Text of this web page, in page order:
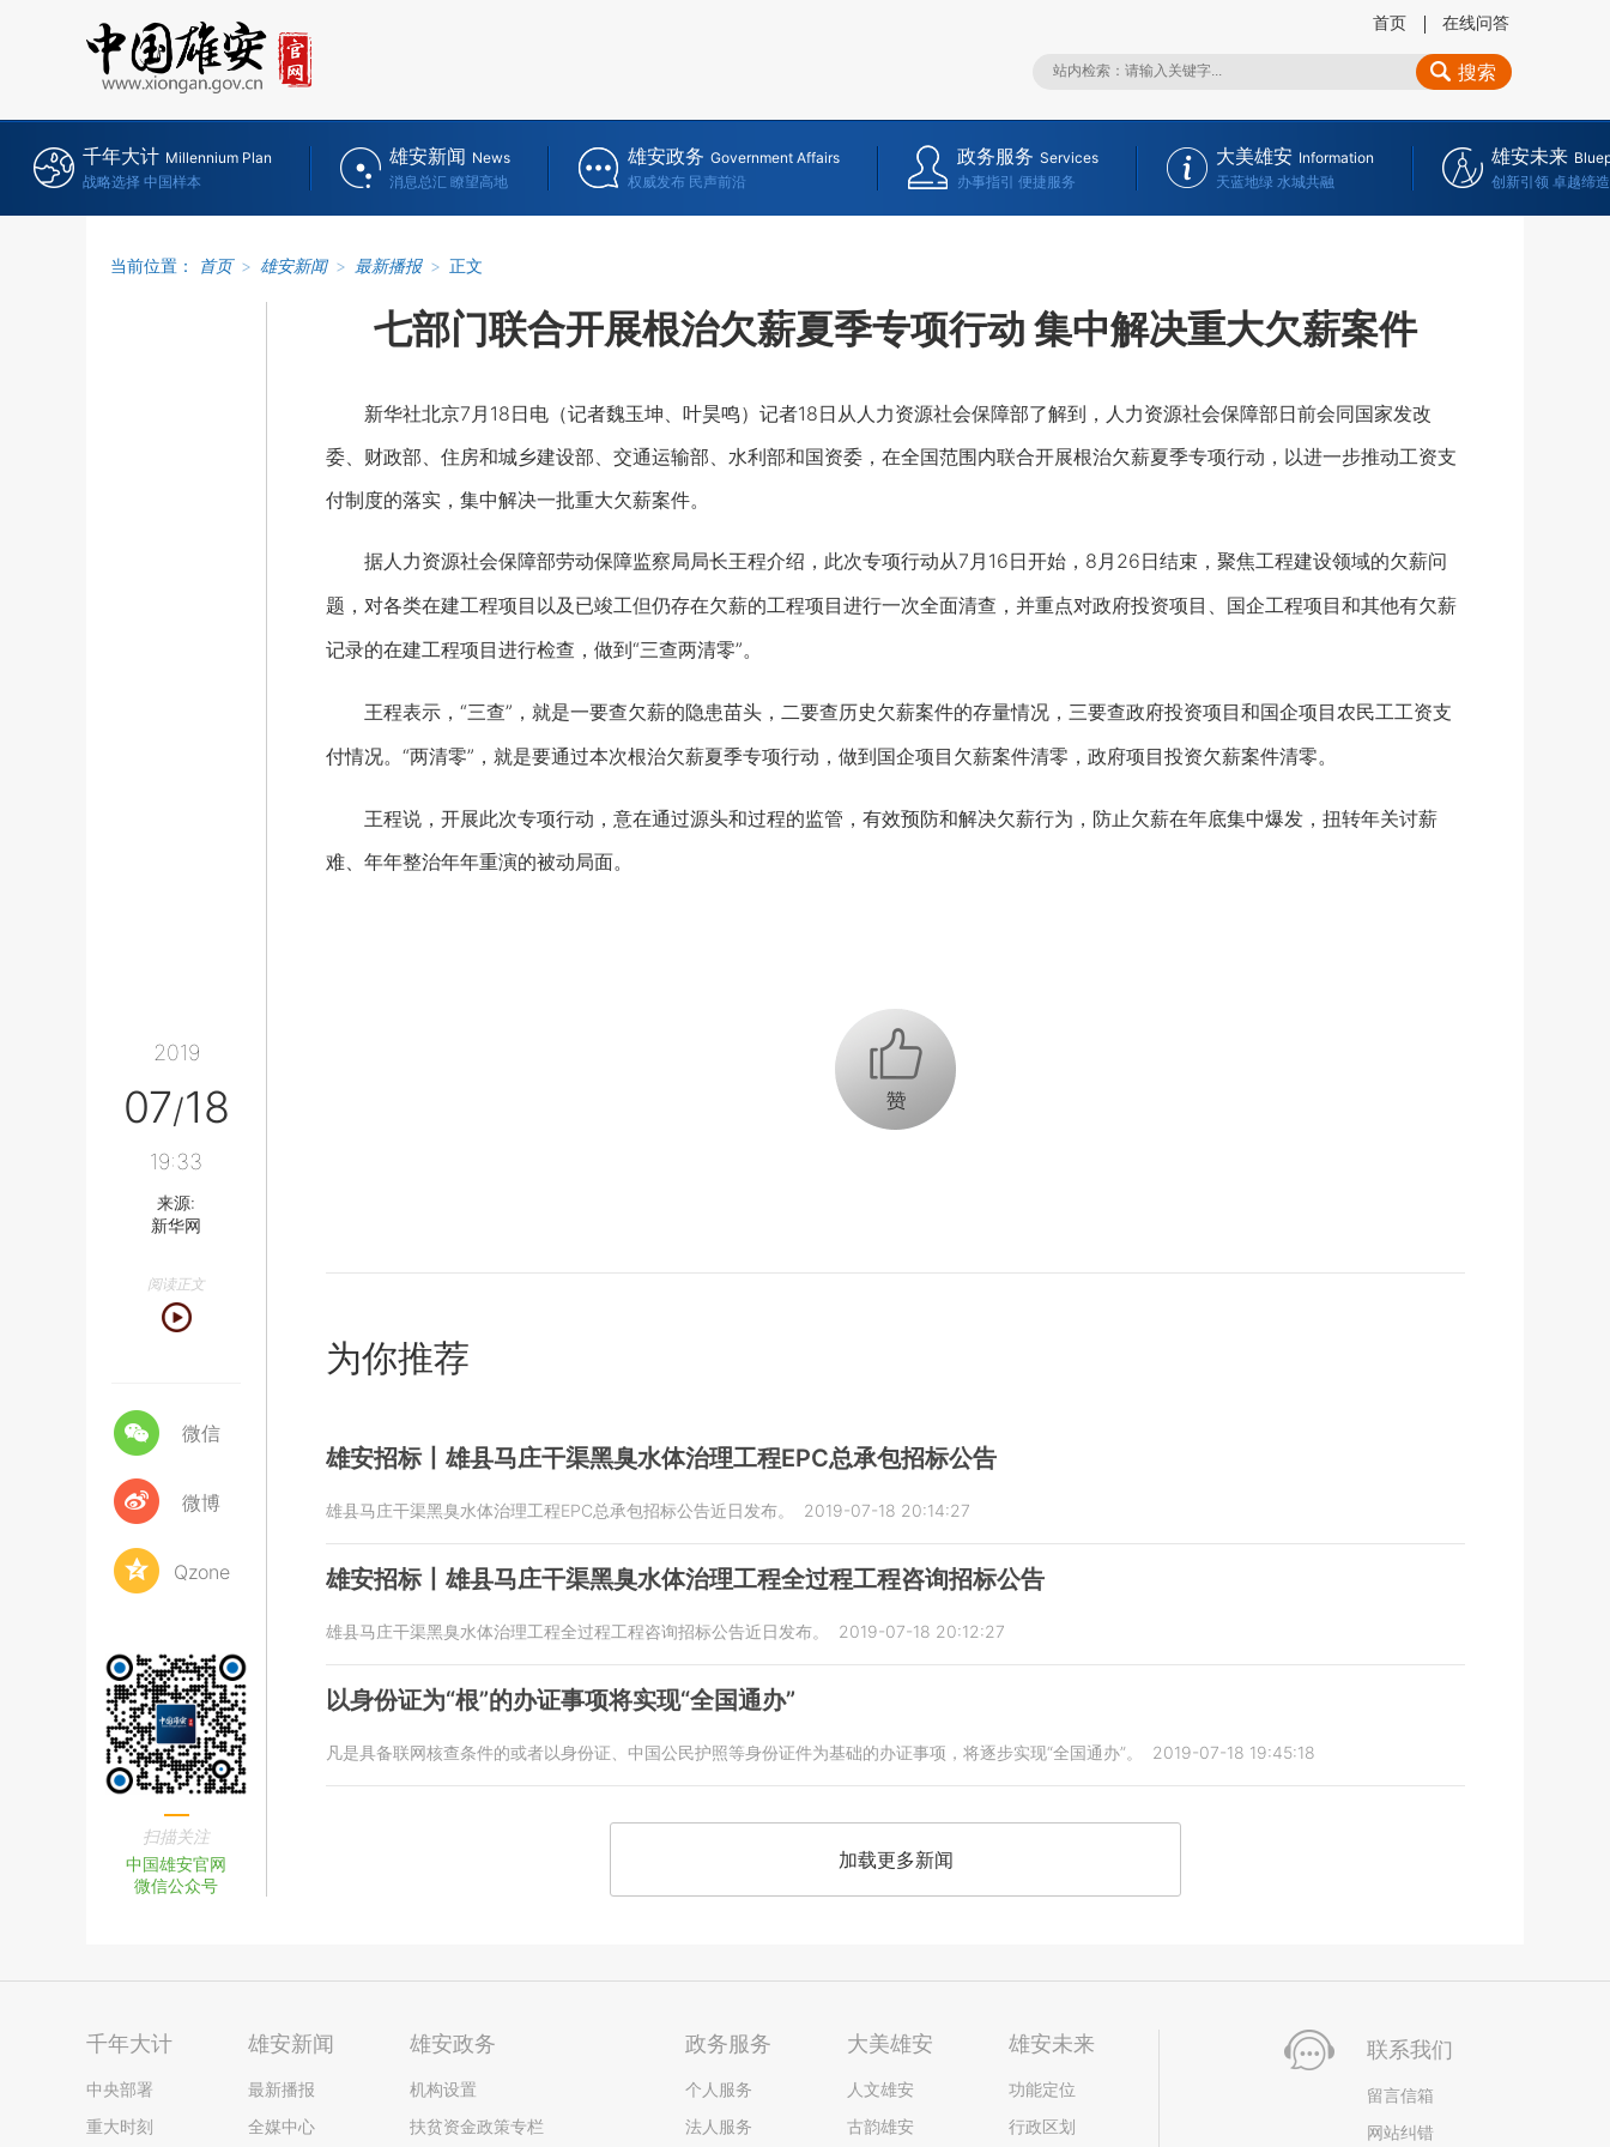
首页 在线问答
搜索
千年大计 Millennium Plan
战略选择 中国样本
雄安新闻 News
消息总汇 瞭望高地
雄安政务 Government Affairs
权威发布 民声前沿
政务服务 Services
办事指引 便捷服务
大美雄安 Information
天蓝地绿 水城共融
雄安未来
创新引领 卓越缔造
当前位置： 首页 > 雄安新闻 > 最新播报 > 正文
2019
07/18
19:33
来源:
新华网
阅读正文
微信
微博
Qzone
扫描关注
中国雄安官网
微信公众号
七部门联合开展根治欠薪夏季专项行动 集中解决重大欠薪案件
新华社北京7月18日电（记者魏玉坤、叶昊鸣）记者18日从人力资源社会保障部了解到，人力资源社会保障部日前会同国家发改
委、财政部、住房和城乡建设部、交通运输部、水利部和国资委，在全国范围内联合开展根治欠薪夏季专项行动，以进一步推动工资支
付制度的落实，集中解决一批重大欠薪案件。
据人力资源社会保障部劳动保障监察局局长王程介绍，此次专项行动从7月16日开始，8月26日结束，聚焦工程建设领域的欠薪问
题，对各类在建工程项目以及已竣工但仍存在欠薪的工程项目进行一次全面清查，并重点对政府投资项目、国企工程项目和其他有欠薪
记录的在建工程项目进行检查，做到“三查两清零”。
王程表示，“三查”，就是一要查欠薪的隐患苗头，二要查历史欠薪案件的存量情况，三要查政府投资项目和国企项目农民工工资支
付情况。“两清零”，就是要通过本次根治欠薪夏季专项行动，做到国企项目欠薪案件清零，政府项目投资欠薪案件清零。
王程说，开展此次专项行动，意在通过源头和过程的监管，有效预防和解决欠薪行为，防止欠薪在年底集中爆发，扭转年关讨薪
难、年年整治年年重演的被动局面。
+1
为你推荐
雄安招标丨雄县马庄干渠黑臭水体治理工程EPC总承包招标公告
雄县马庄干渠黑臭水体治理工程EPC总承包招标公告近日发布。 2019-07-18 20:14:27
雄安招标丨雄县马庄干渠黑臭水体治理工程全过程工程咨询招标公告
雄县马庄干渠黑臭水体治理工程全过程工程咨询招标公告近日发布。 2019-07-18 20:12:27
以身份证为“根”的办证事项将实现“全国通办”
凡是具备联网核查条件的或者以身份证、中国公民护照等身份证件为基础的办证事项，将逐步实现“全国通办”。 2019-07-18 19:45:18
加载更多新闻
千年大计
中央部署
重大时刻
雄安新闻
最新播报
全媒中心
雄安政务
机构设置
扶贫资金政策专栏
政务服务
个人服务
法人服务
大美雄安
人文雄安
古韵雄安
雄安未来
功能定位
行政区划
联系我们
留言信箱
网站纠错